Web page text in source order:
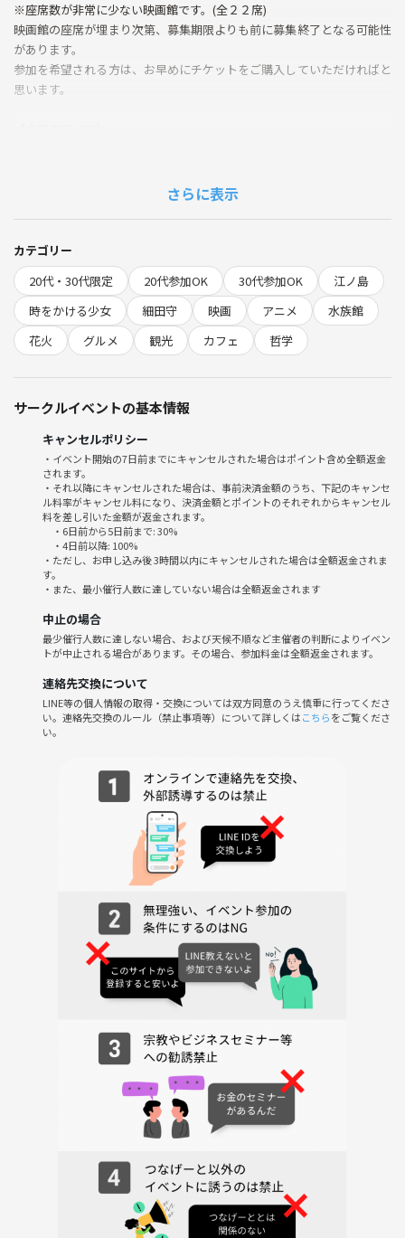
※座席数が非常に少ない映画館です。(全２２席)
映画館の座席が埋まり次第、募集期限よりも前に募集終了となる可能性
があります。
参加を希望される方は、お早めにチケットをご購入していただければと
思います。
壊れた関係は、ときに修復できる。だが過ぎ去った時間だけは、いかな
は、この冷厳な不可逆性が人間の内面に落とす影にすぎない。
細田守『時をかける少女』（2006）は、この事実に一つの例外を仮構す
る。偶然「タイムリープ」の能力を得た高校生は、それを些細な修正に
費やす。遅刻の回避、失敗の消去、気まずい瞬間の削除。人生の編集作
業。だが、一つの修正は無数の分岐を生み、知らぬ間に他者の運命を書
き換えていく。そして能力には、回数の限りがある。
めて気づく。消したかった失敗も、逃げたかった瞬間も、すべてが「一
いのは、やり直せないからだ。決断が決断でありうるのは、引き返せな
いからだ。ならば後悔は、除去すべきバグではない。それは、取り返し
のつかない時間を本気で生きた者にだけ刻まれる、生の証明ではないの
アウグスティヌスは告白した。時間とは何かと問われなければ知ってい
るが、問われた途端に分からなくなる、と。過去はもう無い。未来はま
だ無い。「今」は掴んだ瞬間に指の間から滑り落ちる。それでもなお、
人はこの掴めないものの中で選び、悔い、誰かの名を呼び、走る。走る
時は待ってくれない。だからこそ、問おう。待ってくれない時間を、あ
なたはどう生きるのか。
「Time waits for no one.」←( ゜Д゜) ハァ？
江ノ島近辺で
・飲食店でシネマ哲学カフェ
現在の最有力候補は焼き鳥又はピザです
「Time waits for no one.」
死ぬほど暑いと思うので、できるだけ楽な形で移動はします。
小田急線 鵠沼海岸駅１１：４０
昼食希望者は、同場所に１１：０５集合です。
海鮮店で昼食（希望者のみ）→映画視聴→江ノ島水族館→食事→夕日を
見ながら花火の予定です。
夕食の候補は、焼鳥又はイタリアンです（検討中のため未定）。
交通費以外で1万円は持ってきてほしいです。
（昼食参加希望の方は、２０００円程度別途かかります）
当日想定される費用としては、
食事代、観光地の入館料、映画館での飲食代ぐらいだとは思います。
映画チケット代は、参加費に含まれています。特別上映料金のため、各
さらに表示
カテゴリー
20代・30代限定
20代参加OK 30代参加OK
江ノ島
時をかける少女
細田守 映画 アニメ
水族館
花火
グルメ 観光 カフェ 哲学
サークルイベントの基本情報
キャンセルポリシー
・イベント開始の7日前までにキャンセルされた場合はポイント含め全額返金
されます。
・それ以降にキャンセルされた場合は、事前決済金額のうち、下記のキャンセ
ル料率がキャンセル料になり、決済金額とポイントのそれぞれからキャンセル
料を差し引いた金額が返金されます。
・6日前から5日前まで: 30%
・4日前以降: 100%
・ただし、お申し込み後 3時間以内にキャンセルされた場合は全額返金されま
す。
・また、最小催行人数に達していない場合は全額返金されます
中止の場合
最少催行人数に達しない場合、および天候不順など主催者の判断によりイベン
トが中止される場合があります。その場合、参加料金は全額返金されます。
連絡先交換について
LINE等の個人情報の取得・交換については双方同意のうえ慎重に行ってくださ
い。連絡先交換のルール（禁止事項等）について詳しくはこちらをご覧くださ
い。